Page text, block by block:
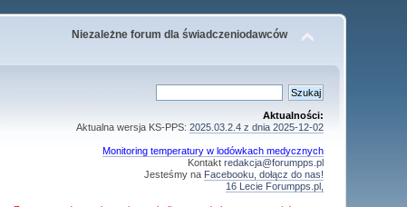
Niezależne forum dla świadczeniodawców
Aktualności:
Aktualna wersja KS-PPS: 2025.03.2.4 z dnia 2025-12-02
Monitoring temperatury w lodówkach medycznych
Kontakt redakcja@forumpps.pl
Jesteśmy na Facebooku, dołącz do nas!
16 Lecie Forumpps.pl,